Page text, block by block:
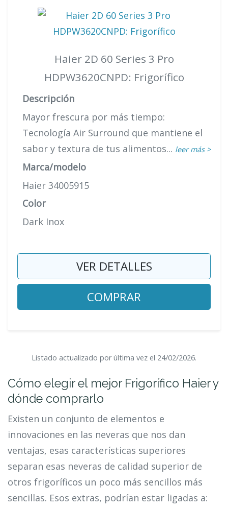
Haier 2D 60 Series 3 Pro
HDPW3620CNPD: Frigorífico
Descripción
Mayor frescura por más tiempo:
Tecnología Air Surround que mantiene el
sabor y textura de tus alimentos... leer más >
Marca/modelo
Haier 34005915
Color
Dark Inox
VER DETALLES
COMPRAR
Listado actualizado por última vez el 24/02/2026.
Cómo elegir el mejor Frigorífico Haier y
dónde comprarlo
Existen un conjunto de elementos e
innovaciones en las neveras que nos dan
ventajas, esas características superiores
separan esas neveras de calidad superior de
otros frigoríficos un poco más sencillos más
sencillas. Esos extras, podrían estar ligadas a: